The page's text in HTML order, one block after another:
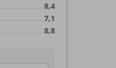
8,4
7,1
8,8